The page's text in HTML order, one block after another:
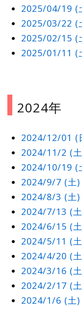
2025/04/19 (
2025/03/22 (
2025/02/15 (
2025/01/11 (
2024年
2024/12/01 (
2024/11/2 (
2024/10/19 (
2024/9/7 (土)
2024/8/3 (土)
2024/7/13 (
2024/6/15 (
2024/5/11 (
2024/4/20 (
2024/3/16 (
2024/2/17 (
2024/1/6 (土)